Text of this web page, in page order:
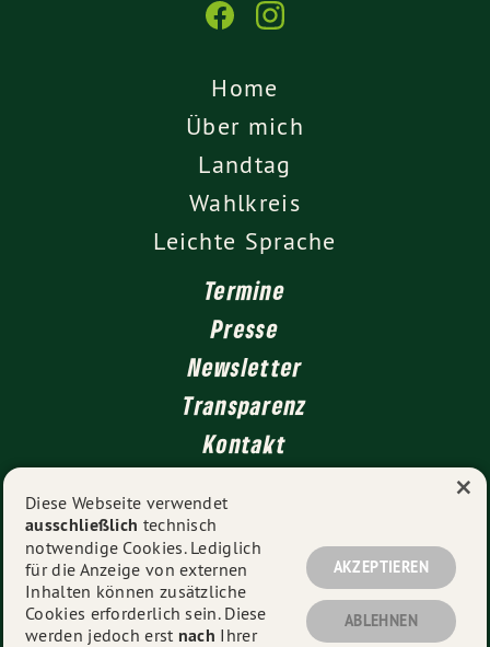
Home
Über mich
Landtag
Wahlkreis
Leichte Sprache
Termine
Presse
Newsletter
Transparenz
Kontakt
Impressum
Datenschutz
Diese Webseite verwendet
ausschließlich technisch
notwendige Cookies. Lediglich
für die Anzeige von externen
Inhalten können zusätzliche
Cookies erforderlich sein. Diese
werden jedoch erst nach Ihrer
AKZEPTIEREN
ABLEHNEN
×